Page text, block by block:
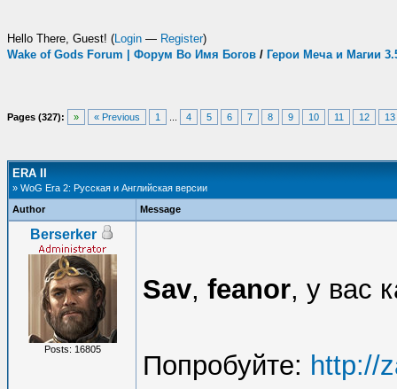
Hello There, Guest! (Login — Register)
Wake of Gods Forum | Форум Во Имя Богов / Герои Меча и Магии
Pages (327): » « Previous 1 4 5 6 7 8 9 10 11 12 13
ERA II
» WoG Era 2: Русская и Английская версии
Author
Message
Berserker
Posts: 16805
Sav, feanor, у вас
Попробуйте: http://